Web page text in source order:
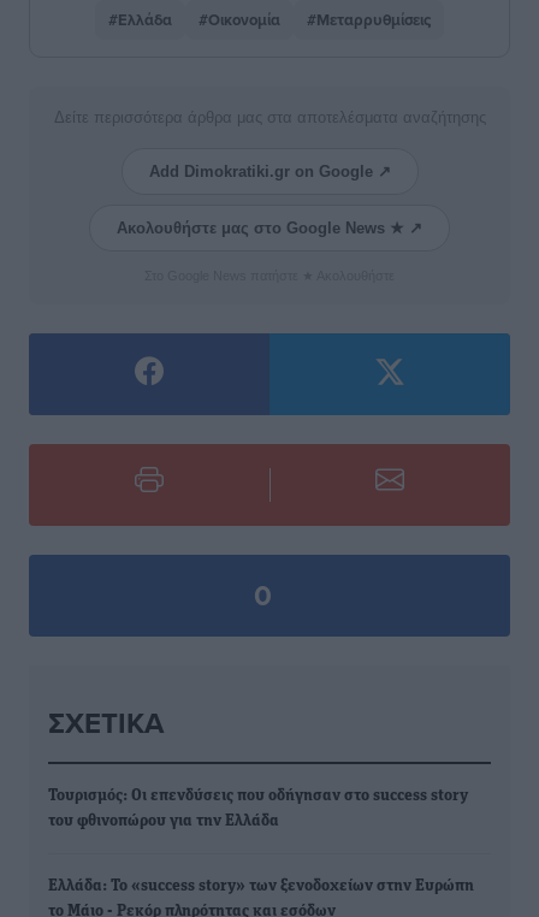
#Ελλάδα #Οικονομία #Μεταρρυθμίσεις
Δείτε περισσότερα άρθρα μας στα αποτελέσματα αναζήτησης
Add Dimokratiki.gr on Google ↗
Ακολουθήστε μας στο Google News ★ ↗
0
ΣΧΕΤΙΚΆ
Τουρισμός: Οι επενδύσεις που οδήγησαν στο success story
του φθινοπώρου για την Ελλάδα
Ελλάδα: Το «success story» των ξενοδοχείων στην Ευρώπη
το Μάιο - Ρεκόρ πληρότητας και εσόδων